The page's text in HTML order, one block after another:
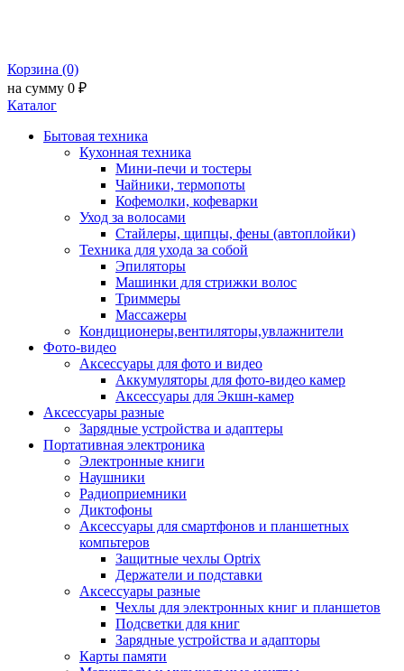
Корзина (0)
на сумму 0 ₽
Каталог
Бытовая техника
Кухонная техника
Мини-печи и тостеры
Чайники, термопоты
Кофемолки, кофеварки
Уход за волосами
Стайлеры, щипцы, фены (автоплойки)
Техника для ухода за собой
Эпиляторы
Машинки для стрижки волос
Триммеры
Массажеры
Кондиционеры,вентиляторы,увлажнители
Фото-видео
Аксессуары для фото и видео
Аккумуляторы для фото-видео камер
Аксессуары для Экшн-камер
Аксессуары разные
Зарядные устройства и адаптеры
Портативная электроника
Электронные книги
Наушники
Радиоприемники
Диктофоны
Аксессуары для смартфонов и планшетных
компьтеров
Защитные чехлы Optrix
Держатели и подставки
Аксессуары разные
Чехлы для электронных книг и планшетов
Подсветки для книг
Зарядные устройства и адапторы
Карты памяти